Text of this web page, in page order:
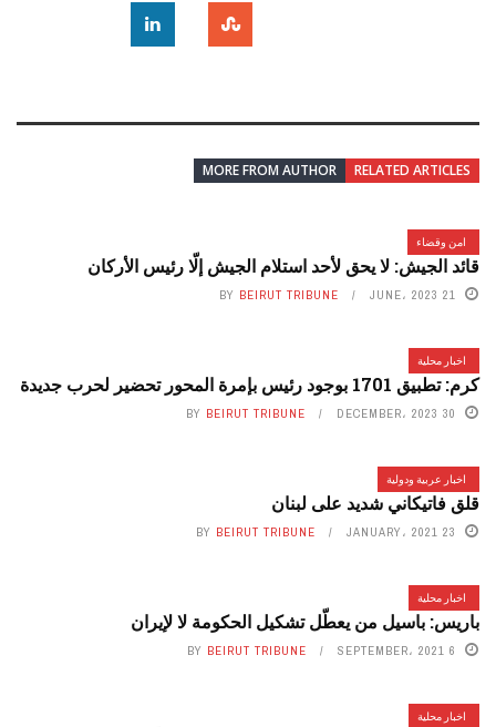
RELATED ARTICLES
MORE FROM AUTHOR
امن وقضاء
قائد الجيش: لا يحق لأحد استلام الجيش إلّا رئيس الأركان
21 JUNE، 2023 BY BEIRUT TRIBUNE
اخبار محلية
كرم: تطبيق 1701 بوجود رئيس بإمرة المحور تحضير لحرب جديدة
30 DECEMBER، 2023 BY BEIRUT TRIBUNE
اخبار عربية ودولية
قلق فاتيكاني شديد على لبنان
23 JANUARY، 2021 BY BEIRUT TRIBUNE
اخبار محلية
باريس: باسيل من يعطّل تشكيل الحكومة لا لإيران
6 SEPTEMBER، 2021 BY BEIRUT TRIBUNE
اخبار محلية